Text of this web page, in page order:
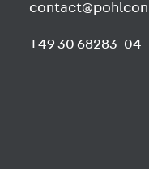
+49 30 68283-04